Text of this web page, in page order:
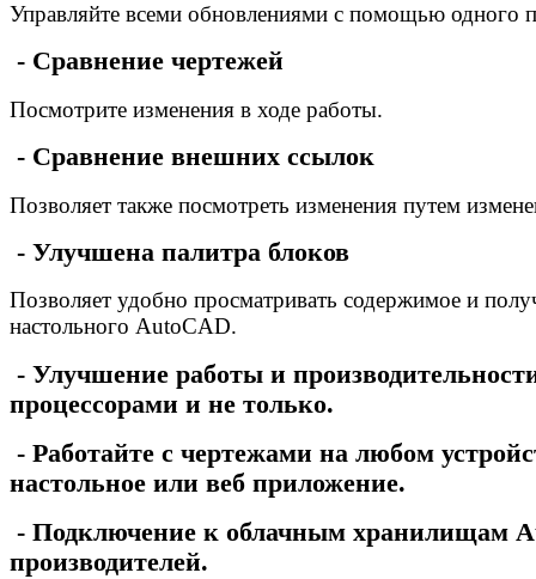
Управляйте всеми обновлениями с помощью одного
- Сравнение чертежей
Посмотрите изменения в ходе работы.
- Сравнение внешних ссылок
Позволяет также посмотреть изменения путем
- Улучшена палитра блоков
Позволяет удобно просматривать содержимое и
настольного AutoCAD.
- Улучшение работы и
процессорами и не только.
- Работайте с чертежами на любом
настольное или веб приложение.
- Подключение к облачным хранилищам
производителей.